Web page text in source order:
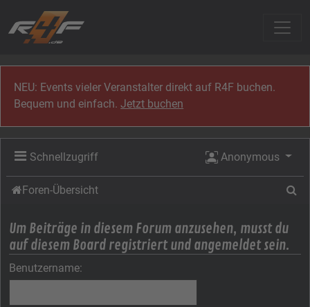
NEU: Events vieler Veranstalter direkt auf R4F buchen.
Bequem und einfach.Jetzt buchen
Schnellzugriff Anonymous
Foren-Übersicht
Um Beiträge in diesem Forum anzusehen, musst du
auf diesem Board registriert und angemeldet sein.
Benutzername: